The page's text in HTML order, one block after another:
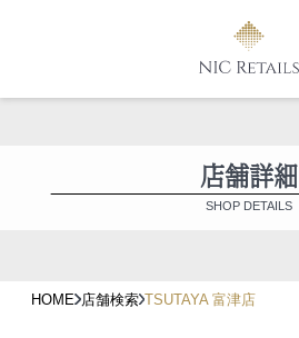
店舗詳細
SHOP DETAILS
HOME 店舗検索 TSUTAYA 富津店